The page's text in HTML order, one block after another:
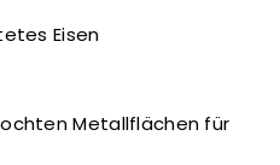
Eisen
Metallflächen für